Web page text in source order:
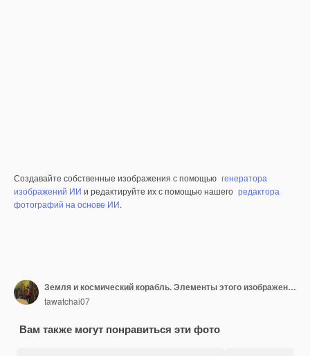
Создавайте собственные изображения с помощью генератора
изображений ИИ и редактируйте их с помощью нашего редактора
фотографий на основе ИИ.
Земля и космический корабль. Элементы этого изображения предоставлены НАСА.
tawatchai07
Вам также могут понравиться эти фото